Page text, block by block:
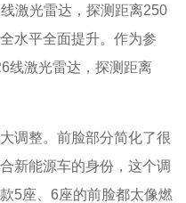
激光雷达，探测距离250
水平全面提升。作为参
线激光雷达，探测距离
调整。前脸部分简化了很
新能源车的身份，这个调
5座、6座的前脸都太像燃